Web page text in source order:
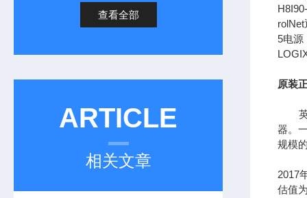
查看全部
ARTICLE
相关文章
5电源
原装
英文
器。
规模
2017
估值